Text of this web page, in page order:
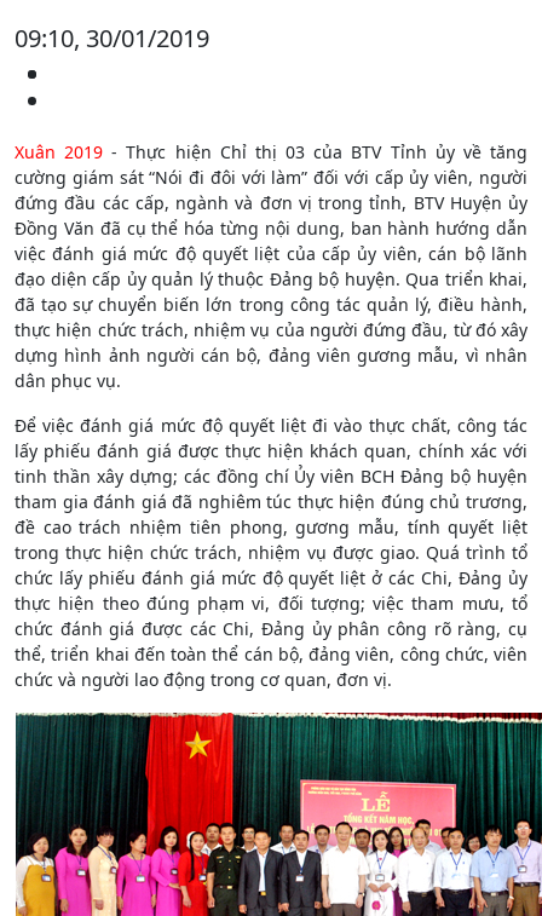
09:10, 30/01/2019
Xuân 2019- Thực hiện Chỉ thị 03 của BTV Tỉnh ủy về tăng
cường giám sát “Nói đi đôi với làm” đối với cấp ủy viên, người
đứng đầu các cấp, ngành và đơn vị trong tỉnh, BTV Huyện ủy
Đồng Văn đã cụ thể hóa từng nội dung, ban hành hướng dẫn
việc đánh giá mức độ quyết liệt của cấp ủy viên, cán bộ lãnh
đạo diện cấp ủy quản lý thuộc Đảng bộ huyện. Qua triển khai,
đã tạo sự chuyển biến lớn trong công tác quản lý, điều hành,
thực hiện chức trách, nhiệm vụ của người đứng đầu, từ đó xây
dựng hình ảnh người cán bộ, đảng viên gương mẫu, vì nhân
dân phục vụ.
Để việc đánh giá mức độ quyết liệt đi vào thực chất, công tác
lấy phiếu đánh giá được thực hiện khách quan, chính xác với
tinh thần xây dựng; các đồng chí Ủy viên BCH Đảng bộ huyện
tham gia đánh giá đã nghiêm túc thực hiện đúng chủ trương,
đề cao trách nhiệm tiên phong, gương mẫu, tính quyết liệt
trong thực hiện chức trách, nhiệm vụ được giao. Quá trình tổ
chức lấy phiếu đánh giá mức độ quyết liệt ở các Chi, Đảng ủy
thực hiện theo đúng phạm vi, đối tượng; việc tham mưu, tổ
chức đánh giá được các Chi, Đảng ủy phân công rõ ràng, cụ
thể, triển khai đến toàn thể cán bộ, đảng viên, công chức, viên
chức và người lao động trong cơ quan, đơn vị.